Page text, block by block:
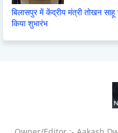
बिलासपुर में केंद्रीय मंत्री तोखन
किया शुभारंभ